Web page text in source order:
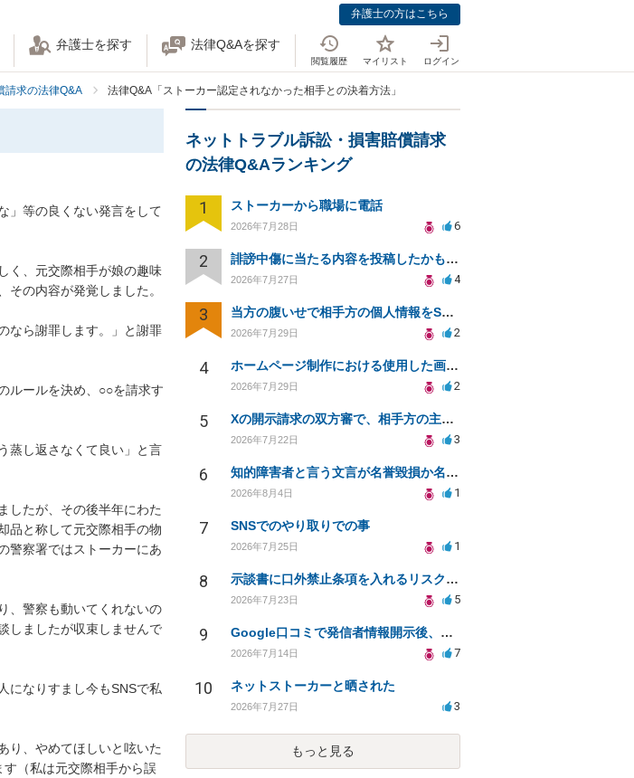
弁護士の方はこちら
弁護士を探す 法律Q&Aを探す
閲覧履歴 マイリスト ログイン
請求の法律Q&A 法律Q&A「ストーカー認定されなかった相手との決着方法」
」等の良くない発言をして
く、元交際相手が娘の趣味
の内容が発覚しました。
なら謝罪します。」と謝罪
ルールを決め、○○を請求す
蒸し返さなくて良い」と言
したが、その後半年にわた
品と称して元交際相手の物
警察署ではストーカーにあ
、警察も動いてくれないの
しましたが収束しませんで
になりすまし今もSNSで私
り、やめてほしいと呟いた
（私は元交際相手から誤
ネットトラブル訴訟・損害賠償請求
の法律Q&Aランキング
1 ストーカーから職場に電話
2026年7月28日 6
2 誹謗中傷に当たる内容を投稿したかもしれない。開示請求や民事刑事裁判に発展しうるのか教えて欲しい。
2026年7月27日 4
3 当方の腹いせで相手方の個人情報をSNSで晒してしまい名誉毀損させてしまったかもしれない
2026年7月29日 2
4 ホームページ制作における使用した画像や文章の著作権について
2026年7月29日 2
5 Xの開示請求の双方審で、相手方の主張が口頭ばかりで把握しきれません
2026年7月22日 3
6 知的障害者と言う文言が名誉毀損か名誉感情の侵害になるか教えてほしい。
2026年8月4日 1
7 SNSでのやり取りでの事
2026年7月25日 1
8 示談書に口外禁止条項を入れるリスクはありますか？
2026年7月23日 5
9 Google口コミで発信者情報開示後、損害賠償請求を受けています。示談について相談です。
2026年7月14日 7
10 ネットストーカーと晒された
2026年7月27日 3
もっと見る